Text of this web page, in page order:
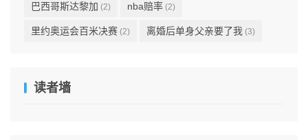
巴西哥斯达黎加 (2) nba赔率 (2)
里约奥运会百米决赛 (2) 离婚后单身父亲要了我 (3)
读者墙